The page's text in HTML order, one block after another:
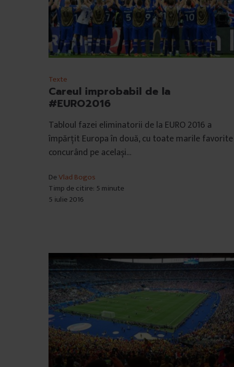
Texte
Careul improbabil de la
#EURO2016
Tabloul fazei eliminatorii de la EURO 2016 a
împărțit Europa în două, cu toate marile favorite
concurând pe același…
DeVlad Bogos
Timp de citire: 5 minute
5 iulie 2016